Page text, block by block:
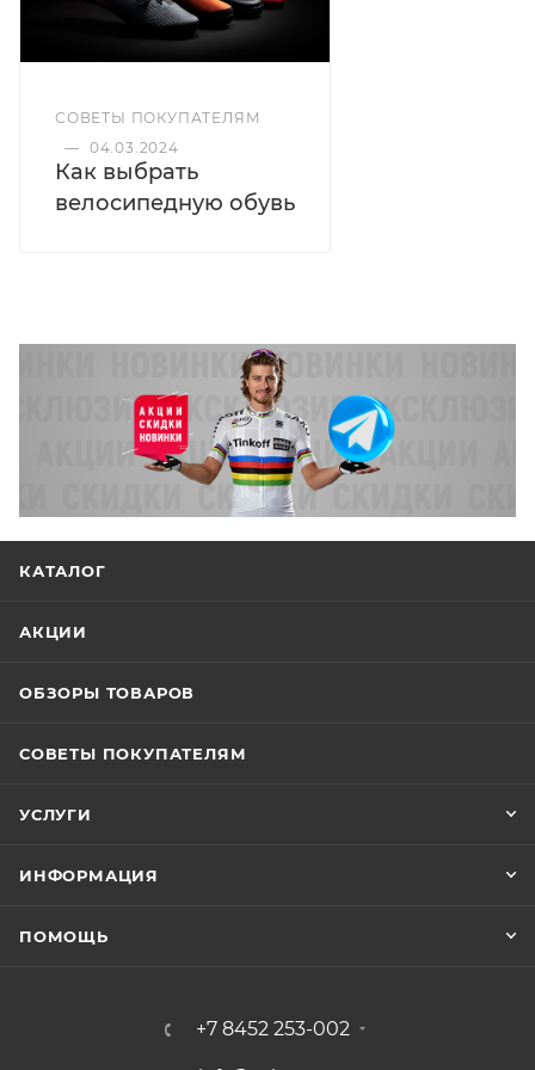
СОВЕТЫ ПОКУПАТЕЛЯМ
— 04.03.2024
Как выбрать
велосипедную обувь
КАТАЛОГ
АКЦИИ
ОБЗОРЫ ТОВАРОВ
СОВЕТЫ ПОКУПАТЕЛЯМ
УСЛУГИ
ИНФОРМАЦИЯ
ПОМОЩЬ
+7 8452 253-002